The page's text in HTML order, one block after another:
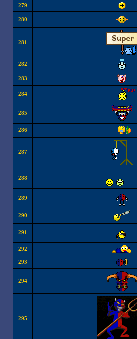
279
280
281
282
283
284
285
286
287
288
289
290
291
292
293
294
295